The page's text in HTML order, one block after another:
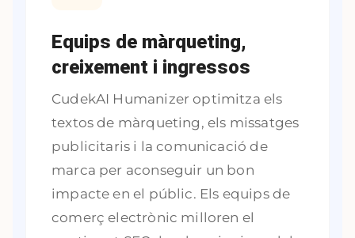
Equips de màrqueting,
creixement i ingressos
CudekAI Humanizer optimitza els
textos de màrqueting, els missatges
publicitaris i la comunicació de
marca per aconseguir un bon
impacte en el públic. Els equips de
comerç electrònic milloren el